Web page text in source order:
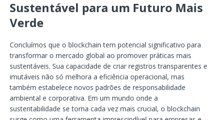
Sustentável para um Futuro Mais
Verde
Concluímos que o blockchain tem potencial significativo para
transformar o mercado global ao promover práticas mais
sustentáveis. Sua capacidade de criar registros transparentes e
imutáveis não só melhora a eficiência operacional, mas
também estabelece novos padrões de responsabilidade
ambiental e corporativa. Em um mundo onde a
sustentabilidade se torna cada vez mais crucial, o blockchain